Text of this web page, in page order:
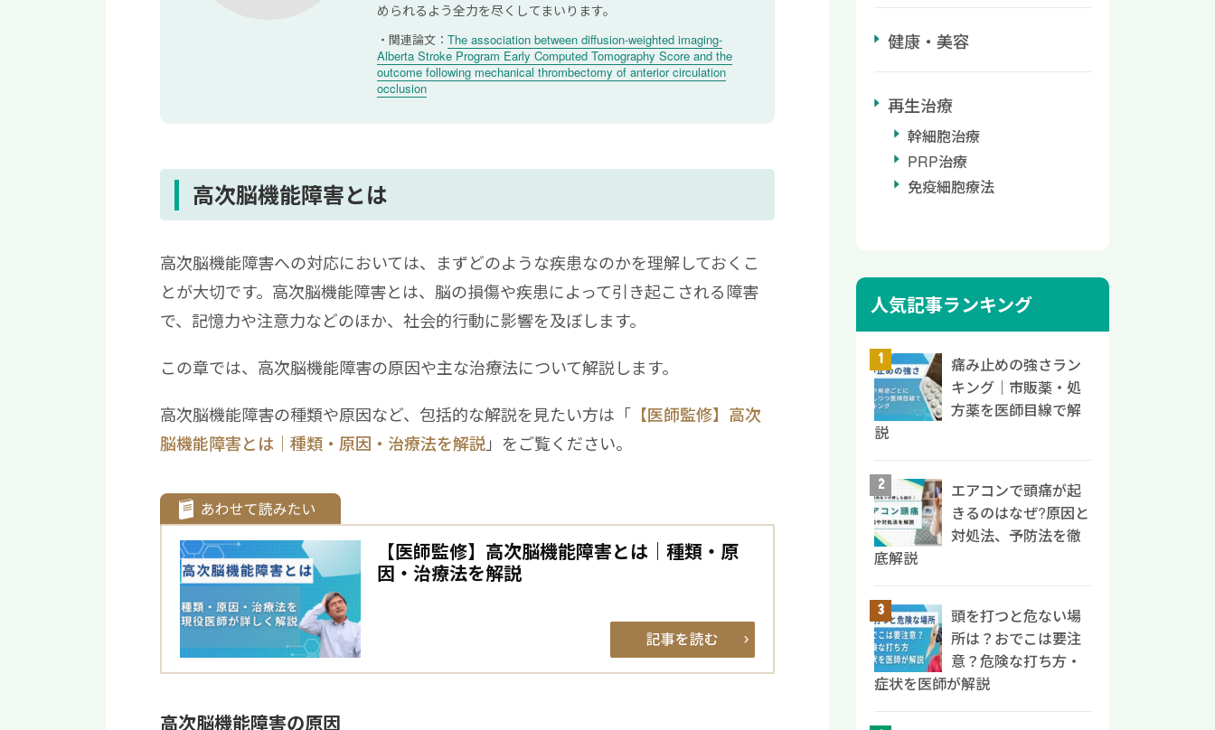
高次脳機能障害はどのように診断される？
高次脳機能障害は回復する？
められるよう全力を尽くしてまいります。
関連論文： The association between diffusion-weighted imaging-
Alberta Stroke Program Early Computed Tomography Score and the
outcome following mechanical thrombectomy of anterior circulation
occlusion
高次脳機能障害とは
高次脳機能障害への対応においては、まずどのような疾患なのかを理解しておくこ
とが大切です。高次脳機能障害とは、脳の損傷や疾患によって引き起こされる障害
で、記憶力や注意力などのほか、社会的行動に影響を及ぼします。
この章では、高次脳機能障害の原因や主な治療法について解説します。
高次脳機能障害の種類や原因など、包括的な解説を見たい方は「 【医師監修】高次
脳機能障害とは｜種類・原因・治療法を解説」をご覧ください。
【医師監修】高次脳機能障害とは｜種類・原
因・治療法を解説
高次脳機能障害の原因
健康・美容
再生治療
幹細胞治療
PRP治療
免疫細胞療法
人気記事ランキング
痛み止めの強さラン
キング｜市販薬・処
方薬を医師目線で解
説
エアコンで頭痛が起
きるのはなぜ?原因と
対処法、予防法を徹
底解説
頭を打つと危ない場
所は？おでこは要注
意？危険な打ち方・
症状を医師が解説